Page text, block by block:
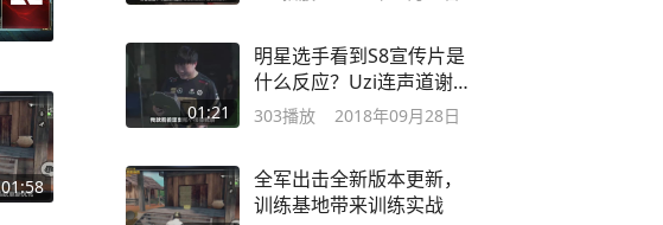
01:58
01:21
明星选手看到S8宣传片是
什么反应？Uzi连声道谢
Faker让人心疼
303播放 2018年09月28日
全军出击全新版本更新，
训练基地带来训练实战